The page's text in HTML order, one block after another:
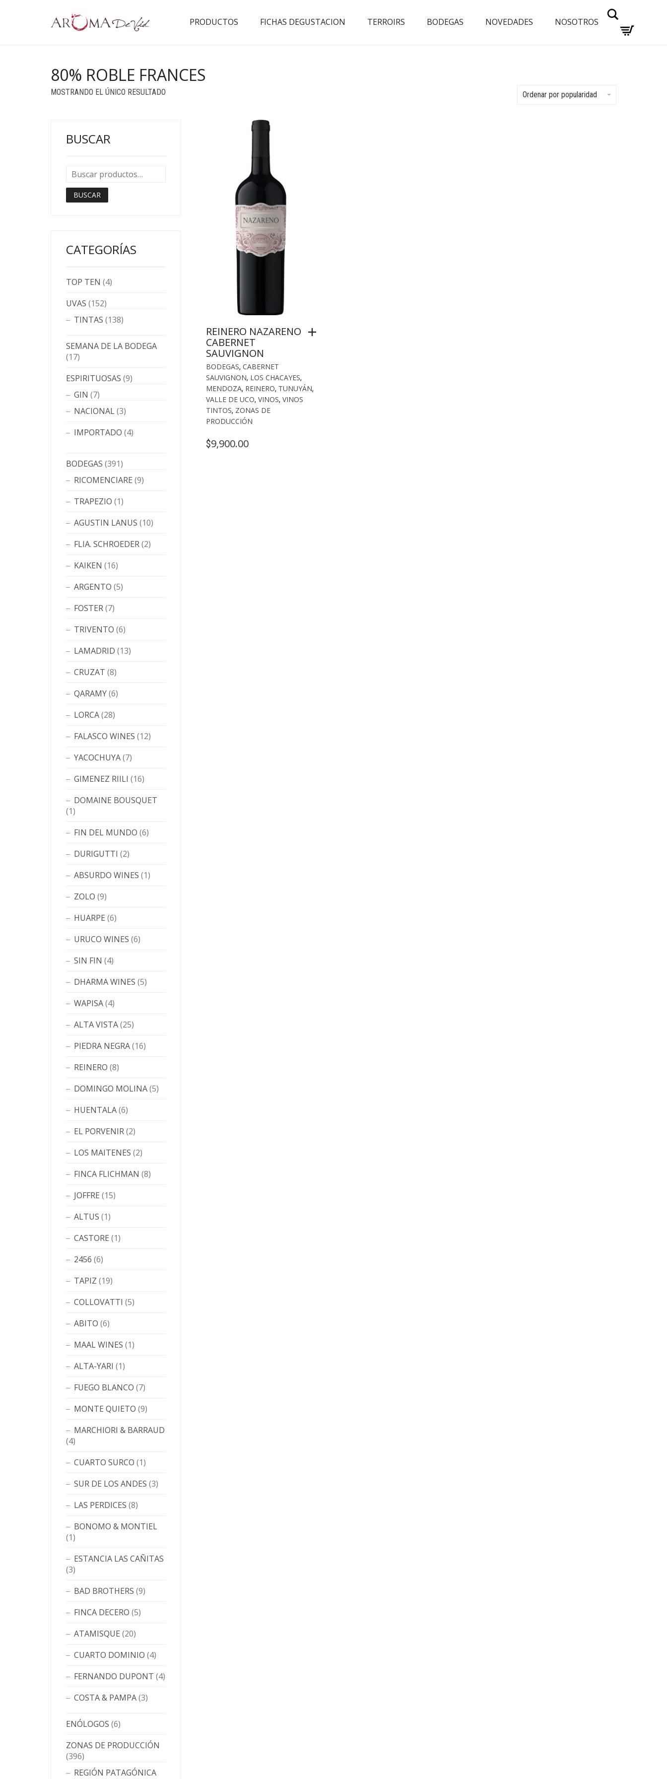
PRODUCTOS FICHAS DEGUSTACION TERROIRS BODEGAS NOVEDADES NOSOTROS
80% ROBLE FRANCES
MOSTRANDO EL ÚNICO RESULTADO Ordenar por popularidad
REINERO NAZARENO
CABERNET
SAUVIGNON
BODEGAS, CABERNET
SAUVIGNON, LOS CHACAYES,
MENDOZA, REINERO, TUNUYÁN,
VALLE DE UCO, VINOS, VINOS
TINTOS, ZONAS DE
PRODUCCIÓN
$9,900.00
BUSCAR
BUSCAR
CATEGORÍAS
TOP TEN (4)
UVAS (152)
TINTAS (138)
SEMANA DE LA BODEGA
(17)
ESPIRITUOSAS (9)
GIN (7)
NACIONAL(3)
IMPORTADO (4)
BODEGAS (391)
RICOMENCIARE (9)
TRAPEZIO (1)
AGUSTIN LANUS (10)
FLIA. SCHROEDER(2)
KAIKEN (16)
ARGENTO (5)
FOSTER(7)
TRIVENTO (6)
LAMADRID (13)
CRUZAT (8)
QARAMY(6)
LORCA(28)
FALASCO WINES (12)
YACOCHUYA(7)
GIMENEZ RIILI (16)
DOMAINE BOUSQUET
(1)
FIN DEL MUNDO (6)
DURIGUTTI (2)
ABSURDO WINES (1)
ZOLO (9)
HUARPE (6)
URUCO WINES (6)
SIN FIN (4)
DHARMA WINES (5)
WAPISA(4)
ALTA VISTA(25)
PIEDRA NEGRA(16)
REINERO (8)
DOMINGO MOLINA(5)
HUENTALA(6)
EL PORVENIR(2)
LOS MAITENES (2)
FINCA FLICHMAN (8)
JOFFRE (15)
ALTUS (1)
CASTORE (1)
2456 (6)
TAPIZ (19)
COLLOVATTI (5)
ABITO (6)
MAAL WINES (1)
ALTA-YARI (1)
FUEGO BLANCO (7)
MONTE QUIETO (9)
MARCHIORI & BARRAUD
(4)
CUARTO SURCO (1)
SUR DE LOS ANDES (3)
LAS PERDICES (8)
BONOMO & MONTIEL
(1)
ESTANCIA LAS CAÑITAS
(3)
BAD BROTHERS (9)
FINCA DECERO (5)
ATAMISQUE (20)
CUARTO DOMINIO (4)
FERNANDO DUPONT (4)
COSTA & PAMPA(3)
ENÓLOGOS (6)
ZONAS DE PRODUCCIÓN
(396)
REGIÓN PATAGÓNICA